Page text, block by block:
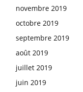
novembre 2019
octobre 2019
septembre 2019
août 2019
juillet 2019
juin 2019